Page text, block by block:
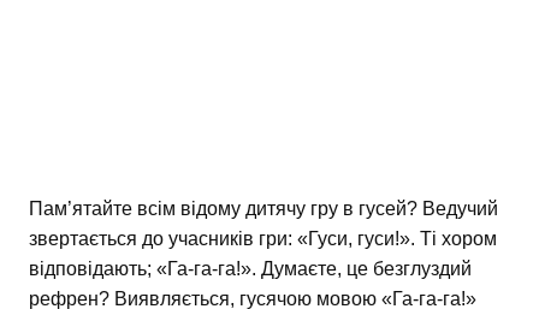
Пам’ятайте всім відому дитячу гру в гусей? Ведучий
звертається до учасників гри: «Гуси, гуси!». Ті хором
відповідають; «Га-га-га!». Думаєте, це безглуздий
рефрен? Виявляється, гусячою мовою «Га-га-га!»